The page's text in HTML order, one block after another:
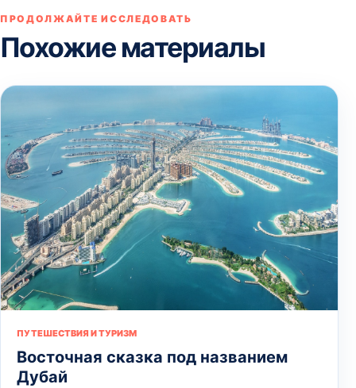
ПРОДОЛЖАЙТЕ ИССЛЕДОВАТЬ
Похожие материалы
ПУТЕШЕСТВИЯ И ТУРИЗМ
Восточная сказка под названием
Дубай